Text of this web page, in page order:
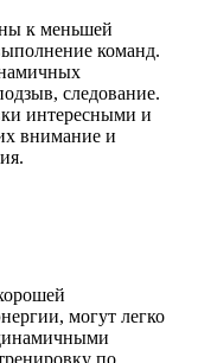
к меньшей
команд.
следование.
интересными и
внимание и
могут легко
по